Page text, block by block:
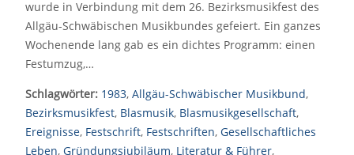
wurde in Verbindung mit dem 26. Bezirksmusikfest des
Allgäu-Schwäbischen Musikbundes gefeiert. Ein ganzes
Wochenende lang gab es ein dichtes Programm: einen
Festumzug,…
Schlagwörter: 1983, Allgäu-Schwäbischer Musikbund,
Bezirksmusikfest, Blasmusik, Blasmusikgesellschaft,
Ereignisse, Festschrift, Festschriften, Gesellschaftliches
Leben, Gründungsjubiläum, Literatur & Führer,